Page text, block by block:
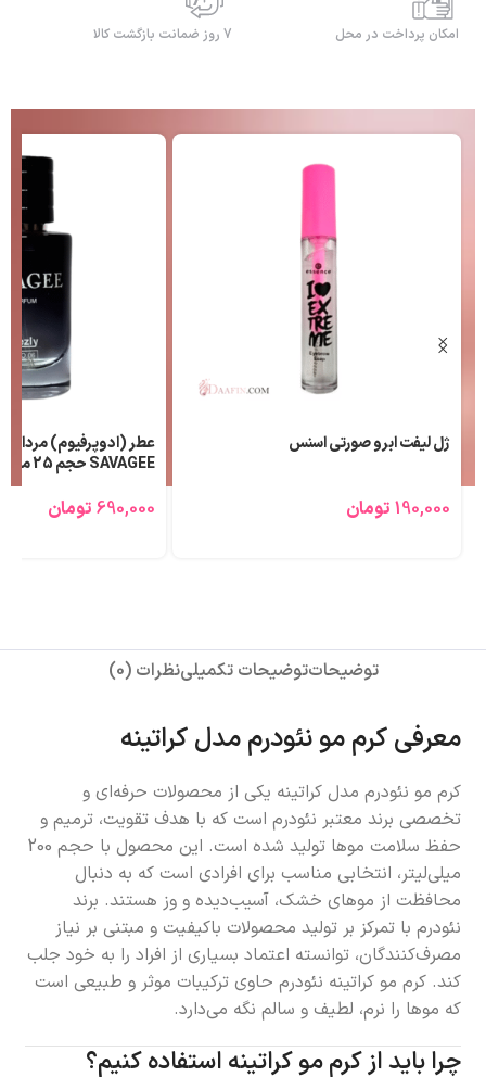
امکان پرداخت در محل 7 روز ضمانت بازگشت کالا
ژل لیفت ابرو صورتی اسنس
190,000 تومان
عطر (ادوپرفیوم) مردانه
SAVAGEE حجم 25 میلی لیتر
690,000 تومان
توضیحاتتوضیحات تکمیلینظرات (0)
معرفی کرم مو نئودرم مدل کراتینه
کرم مو نئودرم مدل کراتینه یکی از محصولات حرفه‌ای و
تخصصی برند معتبر نئودرم است که با هدف تقویت، ترمیم و
حفظ سلامت موها تولید شده است. این محصول با حجم 200
میلی‌لیتر، انتخابی مناسب برای افرادی است که به دنبال
محافظت از موهای خشک، آسیب‌دیده و وز هستند. برند
نئودرم با تمرکز بر تولید محصولات باکیفیت و مبتنی بر نیاز
مصرف‌کنندگان، توانسته اعتماد بسیاری از افراد را به خود جلب
کند. کرم مو کراتینه نئودرم حاوی ترکیبات موثر و طبیعی است
که موها را نرم، لطیف و سالم نگه می‌دارد.
چرا باید از کرم مو کراتینه استفاده کنیم؟